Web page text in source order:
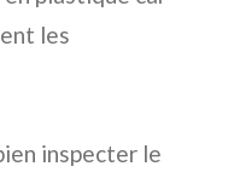
les
inspecter le